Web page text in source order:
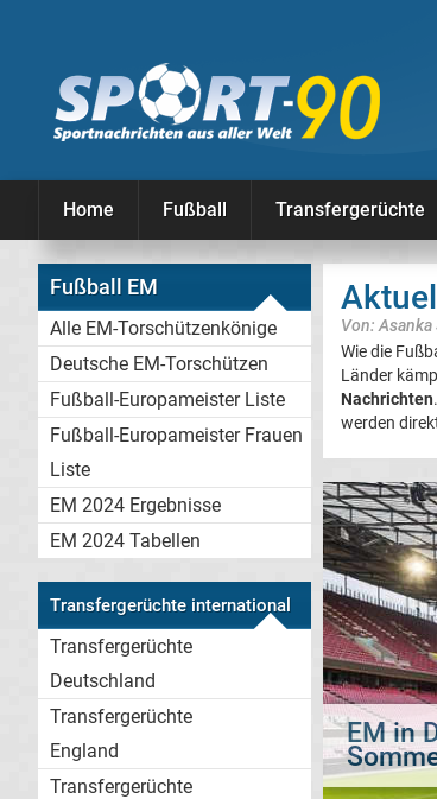
Home Fußball Transfergerüchte
Fußball EM
Alle EM-Torschützenkönige
Deutsche EM-Torschützen
Fußball-Europameister Liste
Fußball-Europameister Frauen
Liste
EM 2024 Ergebnisse
EM 2024 Tabellen
Transfergerüchte international
Transfergerüchte
Deutschland
Transfergerüchte
England
Transfergerüchte
Von:
Wie die
Länder
Nachrichten
werden
Nach